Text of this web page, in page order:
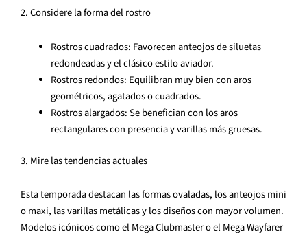
2. Considere la forma del rostro
Rostros cuadrados: Favorecen anteojos de siluetas
redondeadas y el clásico estilo aviador.
Rostros redondos: Equilibran muy bien con aros
geométricos, agatados o cuadrados.
Rostros alargados: Se benefician con los aros
rectangulares con presencia y varillas más gruesas.
3. Mire las tendencias actuales
Esta temporada destacan las formas ovaladas, los anteojos mini
o maxi, las varillas metálicas y los diseños con mayor volumen.
Modelos icónicos como el Mega Clubmaster o el Mega Wayfarer